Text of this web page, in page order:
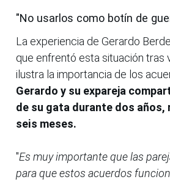
"No usarlos como botín de
La experiencia de Gerardo
que enfrentó esta situación tras
ilustra la importancia de los
Gerardo y su expareja
de su gata durante dos años,
seis meses.
"Es muy importante que las
para que estos acuerdos